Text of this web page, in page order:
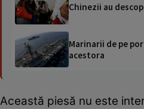
Chinezii au
Marinarii de pe
acestora
Această piesă nu este